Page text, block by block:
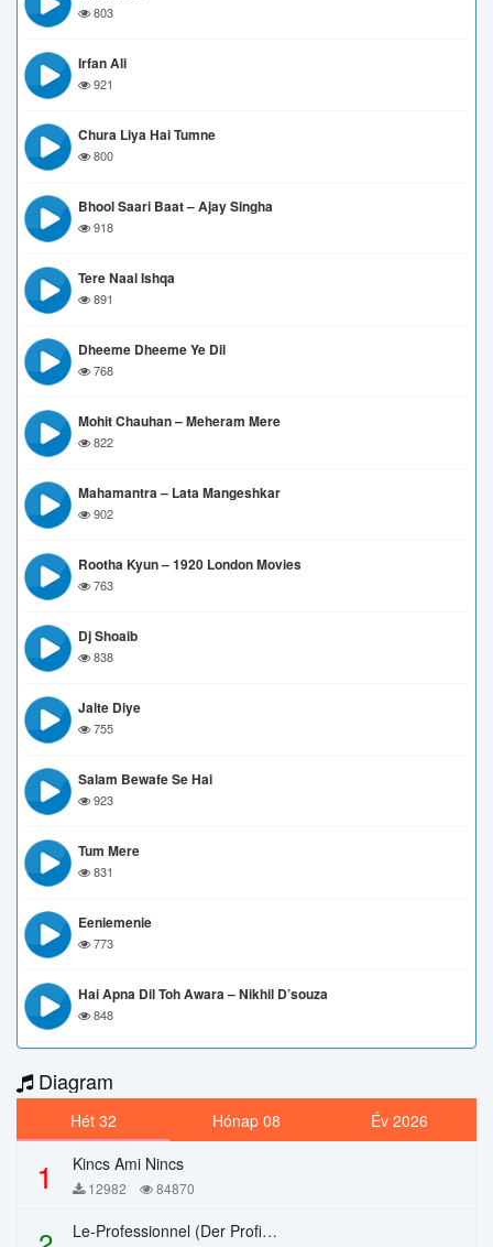
803
Irfan Ali
921
Chura Liya Hai Tumne
800
Bhool Saari Baat – Ajay Singha
918
Tere Naal Ishqa
891
Dheeme Dheeme Ye Dil
768
Mohit Chauhan – Meheram Mere
822
Mahamantra – Lata Mangeshkar
902
Rootha Kyun – 1920 London Movies
763
Dj Shoaib
838
Jalte Diye
755
Salam Bewafe Se Hai
923
Tum Mere
831
Eeniemenie
773
Hai Apna Dil Toh Awara – Nikhil D’souza
848
Diagram
Hét 32 Hónap 08 Év 2026
1 Kincs Ami Nincs
12982 84870
Le-Professionnel (Der Profi) – Chi Mai